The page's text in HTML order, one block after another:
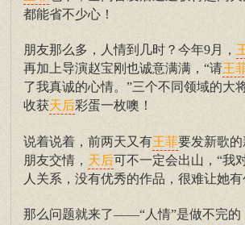
都能省不少心！
朋友那么多，人情到几时？今年9月，
再加上导演赵宝刚也诚意满满，“请王
了我真诚的心情。”三个不同领域的大
收获天后彩蛋一枚噢！
说着说着，前两天又有王菲要发新歌
朋友交情， 天后可不一定会出山，“我
人关系，没有优秀的作品，很难让她
那么问题就来了——“人情”是做不完的